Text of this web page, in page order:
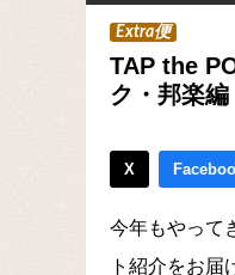
Extra便
TAP the
ク・邦楽編
X
今年もやって
ト紹介をお